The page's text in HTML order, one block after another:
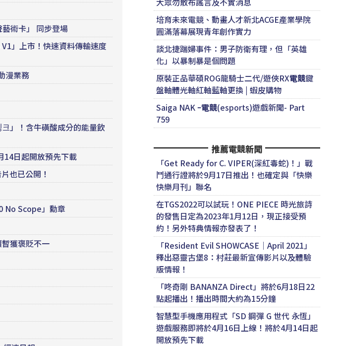
術卡」 同步登場
」上市！快速資料傳輸速度
漫業務
」！含牛磺酸成分的能量飲
14日起開放預先下載
也已公開！
No Scope」勳章
獲褒貶不一
培育未來電競、動畫人才新北ACGE產業學院
圓滿落幕展現青年創作實力
談北捷踹婦事件：男子防衛有理，但「英雄
化」以暴制暴是個問題
原裝正品華碩ROG龍騎士二代/遊俠RX電競鍵
盤軸體光軸紅軸藍軸更換 | 蝦皮購物
Saiga NAK ｰ電競(esports)遊戲新聞- Part
759
推薦電競新聞
「Get Ready for C. VIPER(深紅毒蛇)！」戰
鬥通行證將於9月17日推出！也確定與「快樂
快樂月刊」聯名
在TGS2022可以試玩！ONE PIECE 時光旅詩
的發售日定為2023年1月12日，現正接受預
約！另外特典情報亦發表了！
「Resident Evil SHOWCASE｜April 2021」
釋出惡靈古堡8：村莊最新宣傳影片以及體驗
版情報！
「咚奇剛 BANANZA Direct」將於6月18日22
點起播出！播出時間大約為15分鐘
智慧型手機應用程式「SD 鋼彈 G 世代 永恆」
遊戲服務即將於4月16日上線！將於4月14日起
開放預先下載